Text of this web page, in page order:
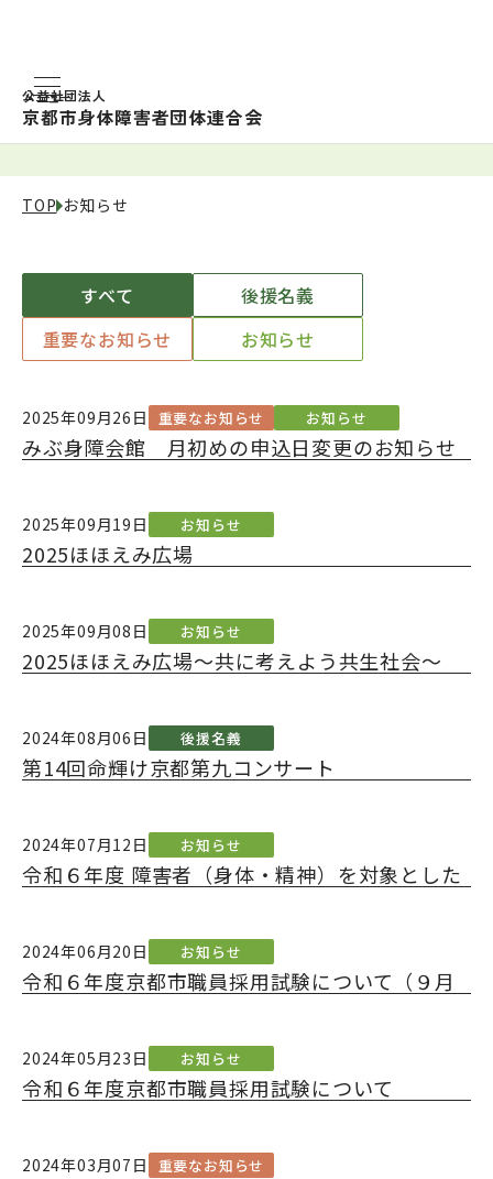
公益社団法人
京都市身体障害者団体連合会
お知らせ
TOP お知らせ
すべて
後援名義
重要なお知らせ
お知らせ
2025年09月26日 重要なお知らせ お知らせ
みぶ身障会館 月初めの申込日変更のお知らせ
2025年09月19日 お知らせ
2025ほほえみ広場
2025年09月08日 お知らせ
2025ほほえみ広場～共に考えよう共生社会～
2024年08月06日 後援名義
第14回命輝け京都第九コンサート
2024年07月12日 お知らせ
令和６年度 障害者（身体・精神）を対象とした
2024年06月20日 お知らせ
令和６年度京都市職員採用試験について（９月
2024年05月23日 お知らせ
令和６年度京都市職員採用試験について
2024年03月07日 重要なお知らせ